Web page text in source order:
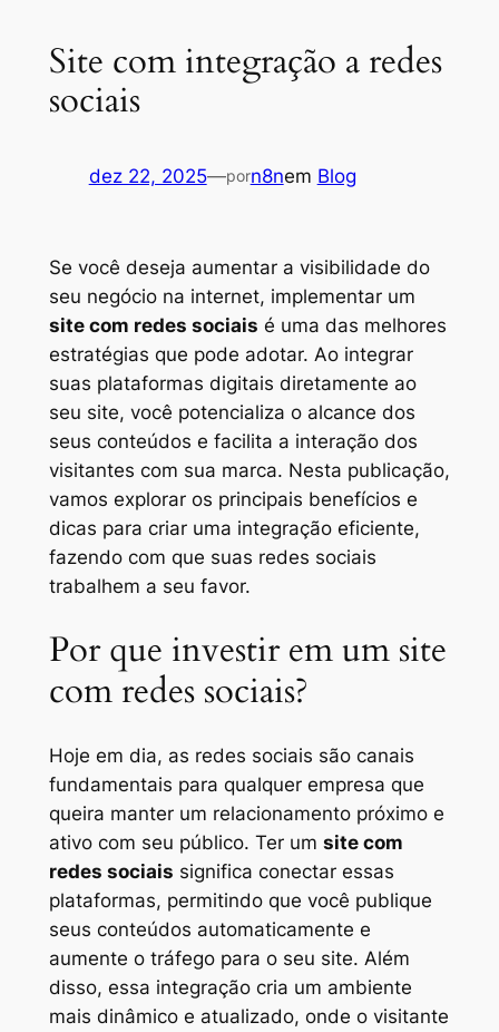
Site com integração a redes
sociais
dez 22, 2025—porn8nem Blog
Se você deseja aumentar a visibilidade do
seu negócio na internet, implementar um
site com redes sociais é uma das melhores
estratégias que pode adotar. Ao integrar
suas plataformas digitais diretamente ao
seu site, você potencializa o alcance dos
seus conteúdos e facilita a interação dos
visitantes com sua marca. Nesta publicação,
vamos explorar os principais benefícios e
dicas para criar uma integração eficiente,
fazendo com que suas redes sociais
trabalhem a seu favor.
Por que investir em um site
com redes sociais?
Hoje em dia, as redes sociais são canais
fundamentais para qualquer empresa que
queira manter um relacionamento próximo e
ativo com seu público. Ter um site com
redes sociais significa conectar essas
plataformas, permitindo que você publique
seus conteúdos automaticamente e
aumente o tráfego para o seu site. Além
disso, essa integração cria um ambiente
mais dinâmico e atualizado, onde o visitante